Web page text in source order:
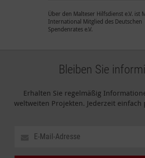
Über den Malteser Hilfsdienst e.V. ist
International Mitglied des Deutschen
Spendenrates e.V.
Bleiben Sie
Erhalten Sie regelmäßig
weltweiten Projekten. Jederzeit einfach